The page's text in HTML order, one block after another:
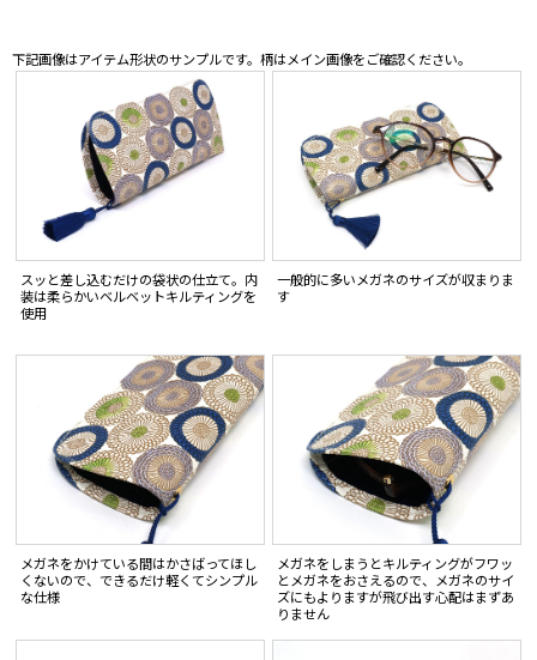
下記画像はアイテム形状のサンプルです。柄はメイン画像をご確認ください。
スッと差し込むだけの袋状の仕立て。内
装は柔らかいベルベットキルティングを
使用
一般的に多いメガネのサイズが収まりま
す
メガネをかけている間はかさばってほし
くないので、できるだけ軽くてシンプル
な仕様
メガネをしまうとキルティングがフワッ
とメガネをおさえるので、メガネのサイ
ズにもよりますが飛び出す心配はまずあ
りません